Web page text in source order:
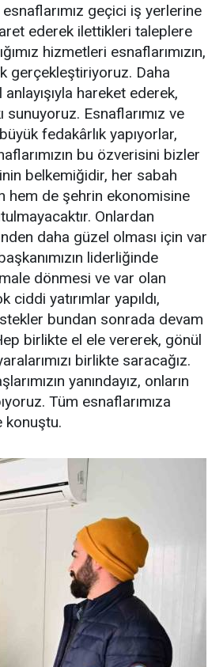
geçici iş yerlerine
ederek ilettikleri taleplere
hizmetleri esnaflarımızın,
gerçekleştiriyoruz. Daha
hareket ederek,
Esnaflarımız ve
fedakârlık yapıyorlar,
bu özverisini bizler
belkemiğidir, her sabah
hem de şehrin ekonomisine
Onlardan
daha güzel olması için var
liderliğinde
dönmesi ve var olan
yatırımlar yapıldı,
bundan sonrada devam
birlikte el ele vererek, gönül
birlikte saracağız.
yanındayız, onların
Tüm esnaflarımıza
konuştu.